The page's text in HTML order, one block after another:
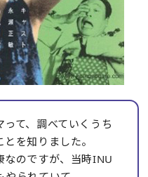
って、調べていくうち
を知りました。
なのですが、当時INU